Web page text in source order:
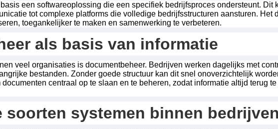
een softwareoplossing die een specifiek bedrijfsproces ondersteunt. Dit
tot complexe platforms die volledige bedrijfsstructuren aansturen. Het
toegankelijker te maken en samenwerking te verbeteren.
als basis van informatie
veel organisaties is documentbeheer. Bedrijven werken dagelijks met
bestanden. Zonder goede structuur kan dit snel onoverzichtelijk
centraal op te slaan en te beheren, zodat informatie altijd terug
soorten systemen binnen bedrijven